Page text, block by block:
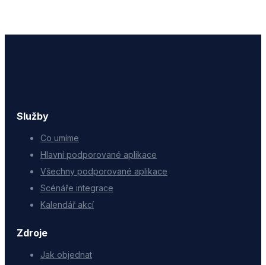
Služby
Co umíme
Hlavní podporované aplikace
Všechny podporované aplikace
Scénáře integrace
Kalendář akcí
Zdroje
Jak objednat